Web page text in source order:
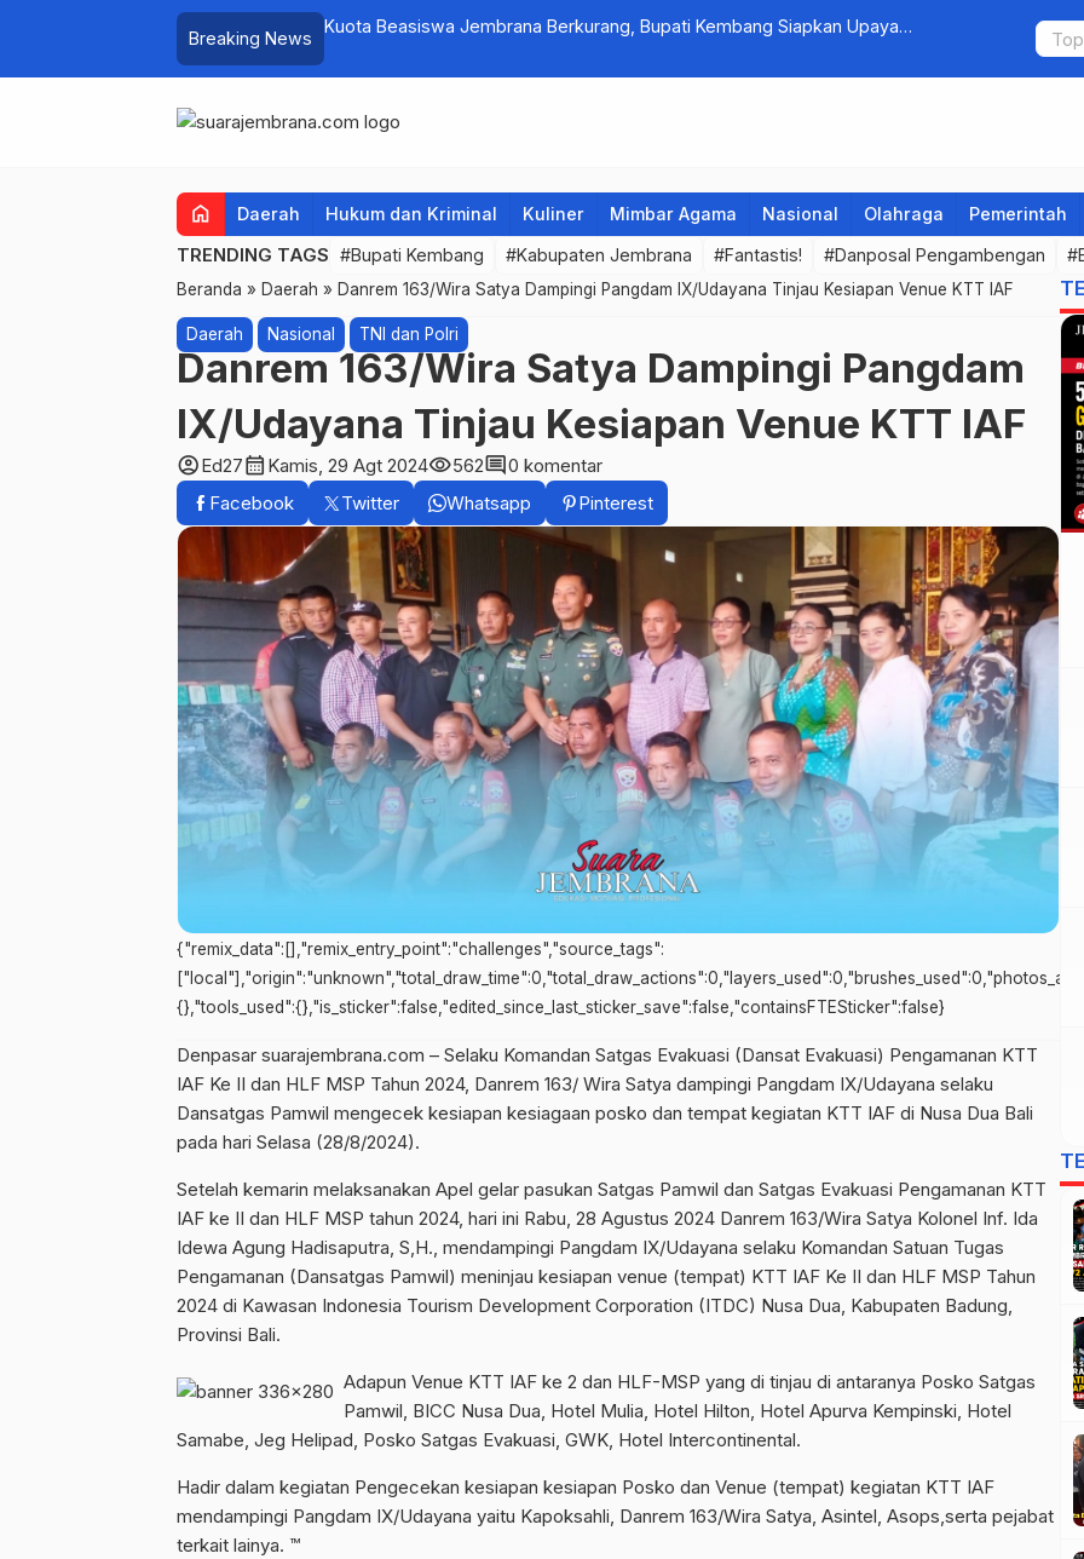
Breaking News
Kuota Beasiswa Jembrana Berkurang, Bupati Kembang Siapkan Upaya
Fantastis!
Omzet
home Daerah Hukum dan Kriminal Kuliner Mimbar Agama Nasional Olahraga Pemerintah
TRENDING TAGS #Bupati Kembang #Kabupaten Jembrana #Fantastis! #Danposal Pengambengan
Beranda » Daerah » Danrem 163/Wira Satya Dampingi Pangdam IX/Udayana Tinjau Kesiapan Venue KTT IAF
Daerah Nasional TNI dan Polri
Danrem 163/Wira Satya Dampingi Pangdam
IX/Udayana Tinjau Kesiapan Venue KTT IAF
account_circleEd27calendar_month Kamis, 29 Agt 2024visibility562comment0 komentar
Facebook
Twitter Whatsapp Pinterest
{"remix_data":[],"remix_entry_point":"challenges","source_tags":
{},"tools_used":{},"is_sticker":false,"edited_since_last_sticker_save":false,"containsFTESticker":false}
Denpasar suarajembrana.com – Selaku Komandan Satgas Evakuasi (Dansat Evakuasi) Pengamanan KTT
IAF Ke II dan HLF MSP Tahun 2024, Danrem 163/ Wira Satya dampingi Pangdam IX/Udayana selaku
Dansatgas Pamwil mengecek kesiapan kesiagaan posko dan tempat kegiatan KTT IAF di Nusa Dua Bali
pada hari Selasa (28/8/2024).
Setelah kemarin melaksanakan Apel gelar pasukan Satgas Pamwil dan Satgas Evakuasi Pengamanan KTT
IAF ke II dan HLF MSP tahun 2024, hari ini Rabu, 28 Agustus 2024 Danrem 163/Wira Satya Kolonel Inf. Ida
Idewa Agung Hadisaputra, S,H., mendampingi Pangdam IX/Udayana selaku Komandan Satuan Tugas
Pengamanan (Dansatgas Pamwil) meninjau kesiapan venue (tempat) KTT IAF Ke II dan HLF MSP Tahun
2024 di Kawasan Indonesia Tourism Development Corporation (ITDC) Nusa Dua, Kabupaten Badung,
Provinsi Bali.
Adapun Venue KTT IAF ke 2 dan HLF-MSP yang di tinjau di antaranya Posko Satgas
Pamwil, BICC Nusa Dua, Hotel Mulia, Hotel Hilton, Hotel Apurva Kempinski, Hotel
Samabe, Jeg Helipad, Posko Satgas Evakuasi, GWK, Hotel Intercontinental.
Hadir dalam kegiatan Pengecekan kesiapan kesiapan Posko dan Venue (tempat) kegiatan KTT IAF
mendampingi Pangdam IX/Udayana yaitu Kapoksahli, Danrem 163/Wira Satya, Asintel, Asops,serta pejabat
terkait lainya. ™